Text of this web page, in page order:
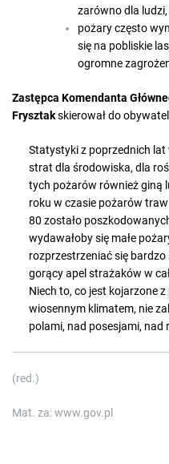
zarówno dla
pożary często
się na pobliskie
ogromne
Zastępca Komendanta
Frysztakskierował do
Statystyki z poprzednich
strat dla środowiska, dla
tych pożarów również giną
roku w czasie pożarów
80 zostało
wydawałoby się małe
rozprzestrzeniać się
gorący apel strażaków w
Niech to, co jest kojarzone
wiosennym klimatem, nie
polami, nad posesjami, nad
(red.)
Mat. za: www.gov.pl